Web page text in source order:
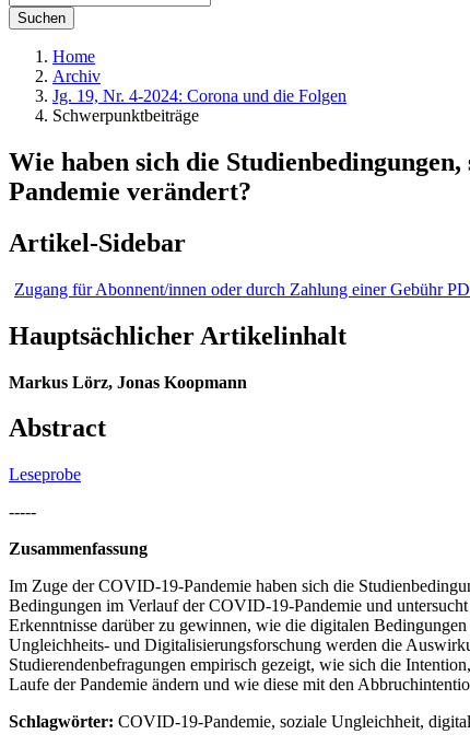
Suchen
Home
Archiv
Jg. 19, Nr. 4-2024: Corona und die Folgen
Schwerpunktbeiträge
Wie haben sich die
Pandemie verändert?
Artikel-Sidebar
Zugang für Abonnent/innen oder durch Zahlung einer Gebühr
Hauptsächlicher Artikelinhalt
Markus Lörz, Jonas Koopmann
Abstract
Leseprobe
-----
Zusammenfassung
Im Zuge der COVID-19-Pandemie haben sich die
Bedingungen im Verlauf der COVID-19-Pandemie und
Erkenntnisse darüber zu gewinnen, wie die digitalen
Ungleichheits- und Digitalisierungsforschung werden die
Studierendenbefragungen empirisch gezeigt, wie sich die
Laufe der Pandemie ändern und wie diese mit den
Schlagwörter: COVID-19-Pandemie, soziale Ungleichheit,